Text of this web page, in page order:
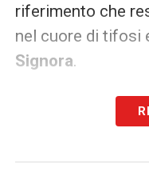
riferimento che
nel cuore di tifosi
Signora.